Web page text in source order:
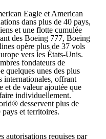
Eagle et American
dans plus de 40 pays,
et une flotte cumulée
des Boeing 777, Boeing
opère plus de 37 vols
vers les États-Unis.
fondateurs de
unes des plus
internationales, offrant
et de valeur ajoutée que
individuellement.
desservent plus de
et territoires.
autorisations requises par